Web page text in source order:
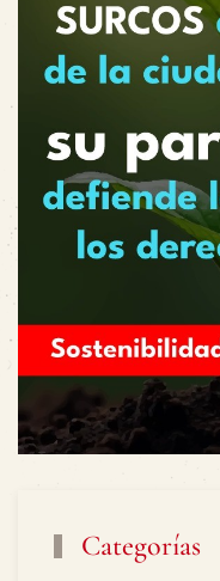
Categorías